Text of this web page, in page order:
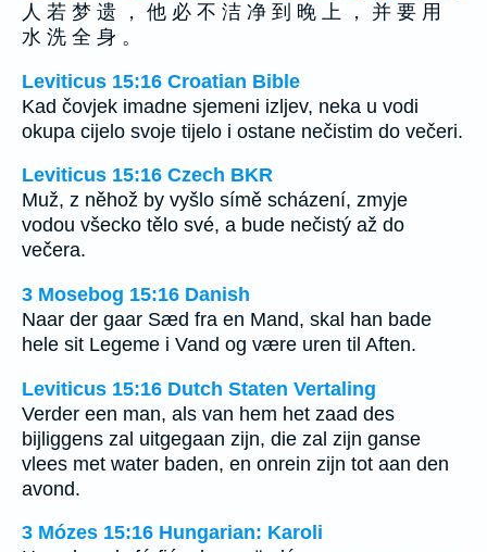
人 若 梦 遗 ， 他 必 不 洁 净 到 晚 上 ， 并 要 用
水 洗 全 身 。
Leviticus 15:16 Croatian Bible
Kad čovjek imadne sjemeni izljev, neka u vodi
okupa cijelo svoje tijelo i ostane nečistim do večeri.
Leviticus 15:16 Czech BKR
Muž, z něhož by vyšlo símě scházení, zmyje
vodou všecko tělo své, a bude nečistý až do
večera.
3 Mosebog 15:16 Danish
Naar der gaar Sæd fra en Mand, skal han bade
hele sit Legeme i Vand og være uren til Aften.
Leviticus 15:16 Dutch Staten Vertaling
Verder een man, als van hem het zaad des
bijliggens zal uitgegaan zijn, die zal zijn ganse
vlees met water baden, en onrein zijn tot aan den
avond.
3 Mózes 15:16 Hungarian: Karoli